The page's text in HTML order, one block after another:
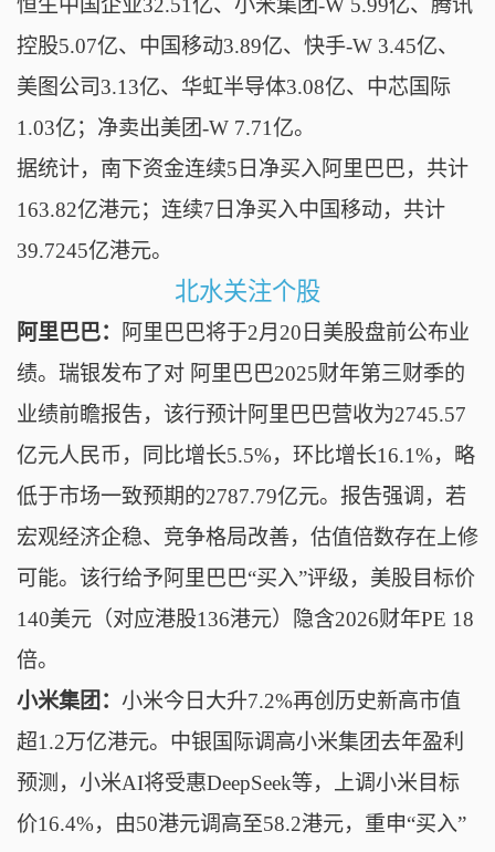
恒生中国企业32.51亿、小米集团-W 5.99亿、腾讯
控股5.07亿、中国移动3.89亿、快手-W 3.45亿、
美图公司3.13亿、华虹半导体3.08亿、中芯国际
1.03亿； 净卖出美团-W 7.71亿。
据统计，南下资金连续5日净买入阿里巴巴，共计
163.82亿港元；连续7日净买入中国移动，共计
39.7245亿港元。
北水关注个股
阿里巴巴：
阿里巴巴将于2月20日美股盘前公布业
绩。瑞银发布了对 阿里巴巴2025财年第三财季的
业绩前瞻报吿，该行预计阿里巴巴营收为2745.57
亿元人民币，同比增长5.5%，环比增长16.1%，略
低于市场一致预期的2787.79亿元。报吿强调，若
宏观经济企稳、竞争格局改善，估值倍数存在上修
可能。该行给予阿里巴巴“买入”评级，美股目标价
140美元（对应港股136港元）隐含2026财年PE 18
倍。
小米集团： 小米今日大升7.2%再创历史新高市值
超1.2万亿港元。 中银国际调高小米集团去年盈利
预测，小米AI将受惠DeepSeek等，上调小米目标
价16.4%，由50港元调高至58.2港元，重申“买入”